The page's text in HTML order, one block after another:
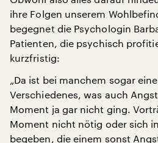
ihre Folgen unserem
begegnet die Psychologin
Patienten, die psychisch
kurzfristig:
„Da ist bei manchem sogar
Verschiedenes, was auch
Moment ja gar nicht ging.
Moment nicht nötig oder sich
begeben, die einem sonst